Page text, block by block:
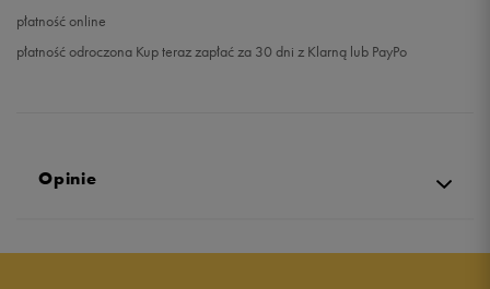
płatność online
płatność odroczona Kup teraz zapłać za 30 dni z Klarną lub PayPo
Opinie